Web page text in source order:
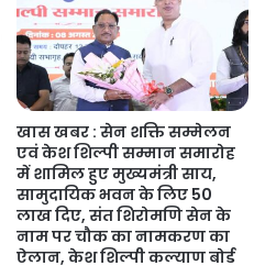
खास खबर : सेन शक्ति सम्मेलन
एवं केश शिल्पी सम्मान समारोह
में शामिल हुए मुख्यमंत्री साय,
सामुदायिक भवन के लिए 50
लाख दिए, संत शिरोमणि सेन के
नाम पर चौक का नामकरण का
ऐलान, केश शिल्पी कल्याण बोर्ड